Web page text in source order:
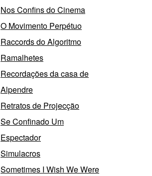
Nos Confins do Cinema
O Movimento Perpétuo
Raccords do Algoritmo
Ramalhetes
Recordações da casa de
Alpendre
Retratos de Projecção
Se Confinado Um
Espectador
Simulacros
Sometimes I Wish We Were